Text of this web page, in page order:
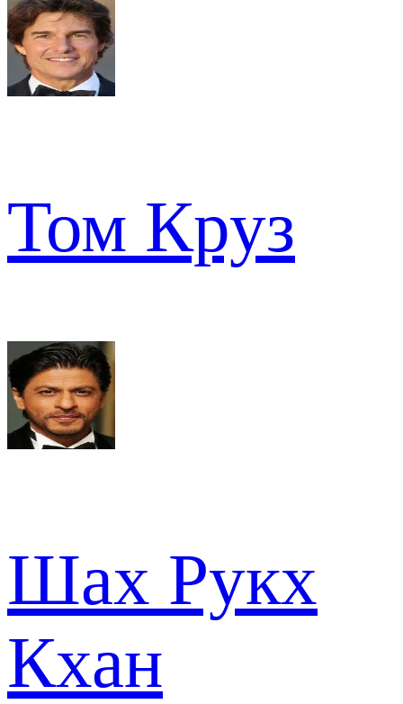
Том Круз
Шах Рукх
Кхан